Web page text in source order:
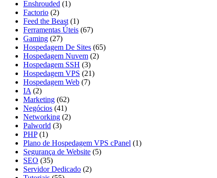
Enshrouded (1)
Factorio (2)
Feed the Beast (1)
Ferramentas Úteis (67)
Gaming (27)
Hospedagem De Sites (65)
Hospedagem Nuvem (2)
Hospedagem SSH (3)
Hospedagem VPS (21)
Hospedagem Web (7)
IA (2)
Marketing (62)
Negócios (41)
Networking (2)
Palworld (3)
PHP(1)
Plano de Hospedagem VPS cPanel (1)
Segurança de Website (5)
SEO (35)
Servidor Dedicado (2)